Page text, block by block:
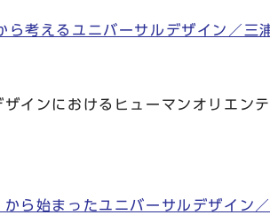
ら考えるユニバーサルデザイン／
ザインにおけるヒューマンオリエン
ら始まったユニバーサルデザイン